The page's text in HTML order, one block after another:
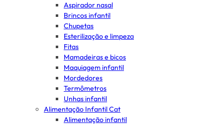
Aspirador nasal
Brincos infantil
Chupetas
Esterilização e limpeza
Fitas
Mamadeiras e bicos
Maquiagem infantil
Mordedores
Termômetros
Unhas infantil
Alimentação Infantil Cat
Alimentação infantil